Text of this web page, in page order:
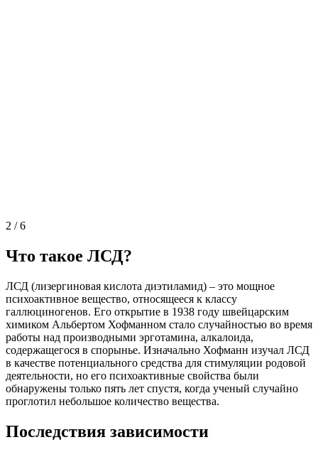
2 /6
Что такое ЛСД?
ЛСД (лизергиновая кислота диэтиламид) – это мощное
психоактивное вещество, относящееся к классу
галлюциногенов. Его открытие в 1938 году швейцарским
химиком Альбертом Хофманном стало случайностью во время
работы над производными эрготамина, алкалоида,
содержащегося в спорынье. Изначально Хофманн изучал ЛСД
в качестве потенциального средства для стимуляции родовой
деятельности, но его психоактивные свойства были
обнаружены только пять лет спустя, когда ученый случайно
проглотил небольшое количество вещества.
Последствия зависимости